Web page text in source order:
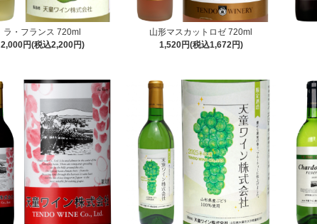
ラ・フランス 720ml
2,000円(税込2,200円)
山形マスカットロゼ 720ml
1,520円(税込1,672円)